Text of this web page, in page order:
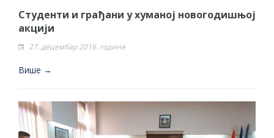
Студенти и грађани у хуманој новогодишњој
акцији
27. децембар 2016. године
Више →